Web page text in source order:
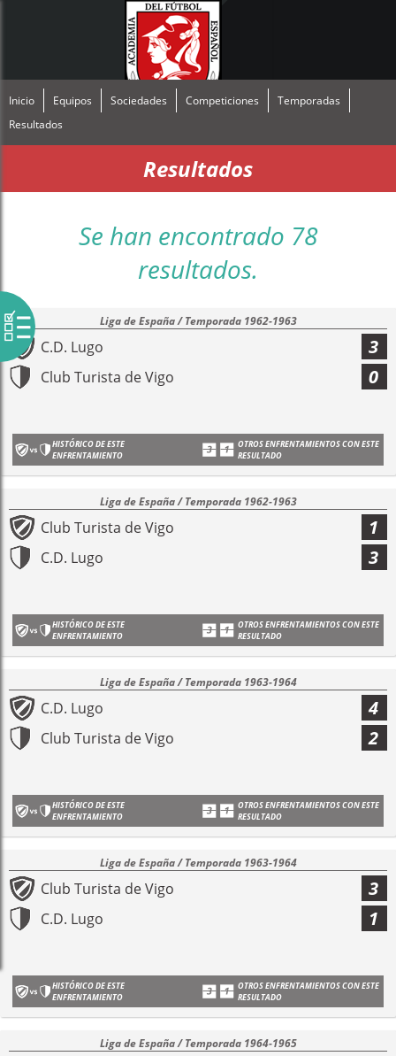
Inicio Equipos Sociedades Competiciones
Temporadas
Resultados
Resultados
Se han encontrado 78
resultados.
Liga de España / Temporada 1962-1963
C.D. Lugo 3
Club Turista de Vigo 0
HISTÓRICO DE ESTE
ENFRENTAMIENTO
OTROS ENFRENTAMIENTOS CON ESTE
RESULTADO
Liga de España / Temporada 1962-1963
Club Turista de Vigo 1
C.D. Lugo 3
HISTÓRICO DE ESTE
ENFRENTAMIENTO
OTROS ENFRENTAMIENTOS CON ESTE
RESULTADO
Liga de España / Temporada 1963-1964
C.D. Lugo 4
Club Turista de Vigo 2
HISTÓRICO DE ESTE
ENFRENTAMIENTO
OTROS ENFRENTAMIENTOS CON ESTE
RESULTADO
Liga de España / Temporada 1963-1964
Club Turista de Vigo 3
C.D. Lugo 1
HISTÓRICO DE ESTE
ENFRENTAMIENTO
OTROS ENFRENTAMIENTOS CON ESTE
RESULTADO
Liga de España / Temporada 1964-1965